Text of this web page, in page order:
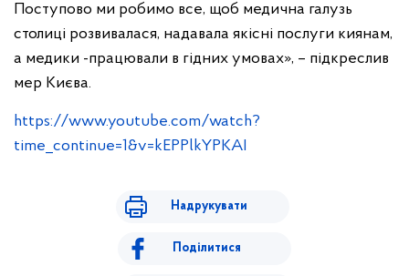
Поступово ми робимо все, щоб медична галузь
столиці розвивалася, надавала якісні послуги киянам,
а медики -працювали в гідних умовах», – підкреслив
мер Києва.
https://www.youtube.com/watch?
time_continue=1&v=kEPPlkYPKAI
Надрукувати
Поділитися